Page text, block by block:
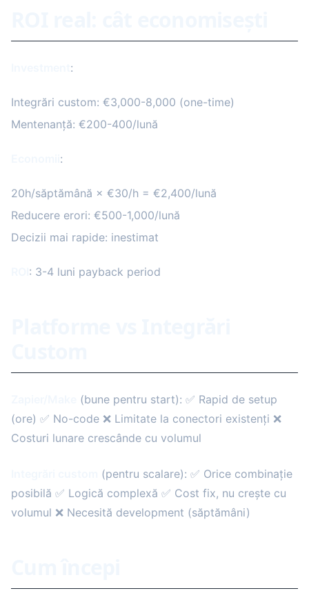
:
Integrări custom: €3,000-8,000 (one-time)
Mentenanță: €200-400/lună
:
20h/săptămână × €30/h = €2,400/lună
Reducere erori: €500-1,000/lună
Decizii mai rapide: inestimat
: 3-4 luni payback period
(bune pentru start): ✅ Rapid de setup
(ore) ✅ No-code ❌ Limitate la conectori existenți ❌
Costuri lunare crescânde cu volumul
(pentru scalare): ✅ Orice combinație
posibilă ✅ Logică complexă ✅ Cost fix, nu crește cu
volumul ❌ Necesită development (săptămâni)